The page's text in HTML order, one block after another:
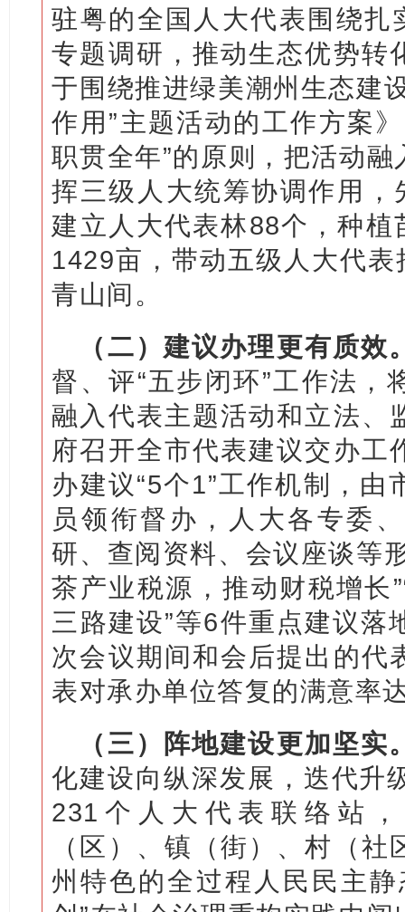
驻粤的全国人大代表围绕扎
专题调研，推动生态优势转
于围绕推进绿美潮州生态建
作用”主题活动的工作方案
职贯全年”的原则，把活动
挥三级人大统筹协调作用
建立人大代表林88个，种
1429亩，带动五级人大代表
青山间。
（二）建议办理更有质效
督、评“五步闭环”工作法，
融入代表主题活动和立法、
府召开全市代表建议交办工
办建议“5个1”工作机制，
员领衔督办，人大各专委
研、查阅资料、会议座谈等
茶产业税源，推动财税增长
三路建设”等6件重点建议落
次会议期间和会后提出的代
表对承办单位答复的满意率
（三）阵地建设更加坚实
化建设向纵深发展，迭代升
231个人大代表联络站
（区）、镇（街）、村（
州特色的全过程人民民主